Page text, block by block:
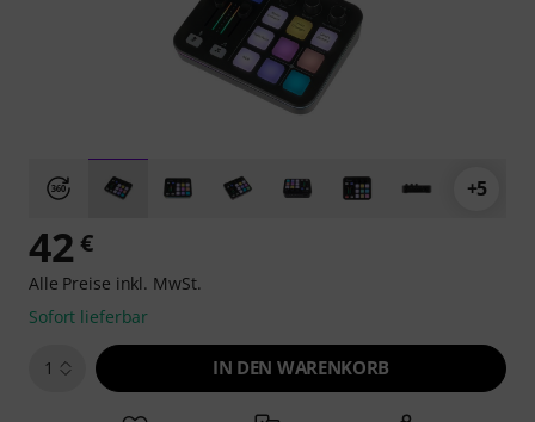
+5
42 €
Alle Preise inkl. MwSt.
Sofort lieferbar
1 IN DEN WARENKORB